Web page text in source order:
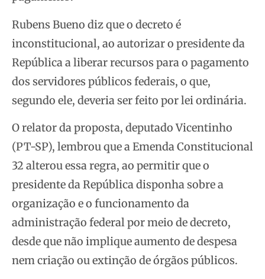
Rubens Bueno diz que o decreto é
inconstitucional, ao autorizar o presidente da
República a liberar recursos para o pagamento
dos servidores públicos federais, o que,
segundo ele, deveria ser feito por lei ordinária.
O relator da proposta, deputado Vicentinho
(PT-SP), lembrou que a Emenda Constitucional
32 alterou essa regra, ao permitir que o
presidente da República disponha sobre a
organização e o funcionamento da
administração federal por meio de decreto,
desde que não implique aumento de despesa
nem criação ou extinção de órgãos públicos.